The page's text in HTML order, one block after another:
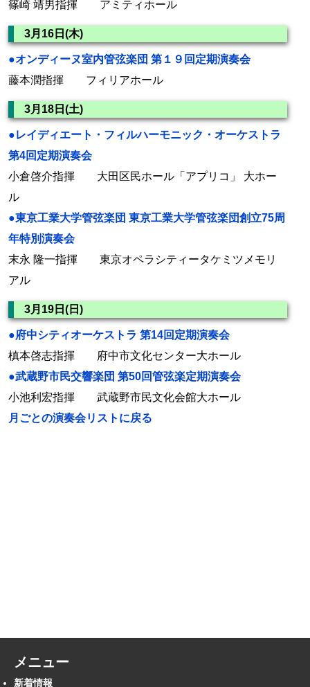
篠崎 靖男指揮 アミティホール
3月16日(木)
●オンディーヌ室内管弦楽団 第１９回定期演奏会
藤本潤指揮 フィリアホール
3月18日(土)
●レイディエート・フィルハーモニック・オーケストラ
第4回定期演奏会
小倉啓介指揮 大田区民ホール「アプリコ」 大ホー
ル
●東京工業大学管弦楽団 東京工業大学管弦楽団創立75周
年特別演奏会
末永 隆一指揮 東京オペラシティータケミツメモリ
アル
3月19日(日)
●府中シティオーケストラ 第14回定期演奏会
槙本啓志指揮 府中市文化センター大ホール
●武蔵野市民交響楽団 第50回管弦楽定期演奏会
小池利宏指揮 武蔵野市民文化会館大ホール
月ごとの演奏会リストに戻る
メニュー
新着情報